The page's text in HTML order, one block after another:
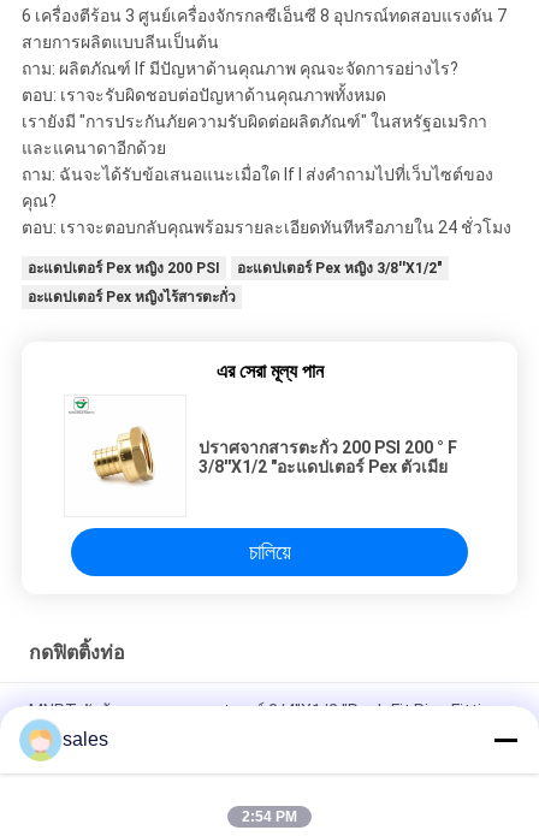
6 เครื่องตีร้อน 3 ศูนย์เครื่องจักรกลซีเอ็นซี 8 อุปกรณ์ทดสอบแรงดัน 7
สายการผลิตแบบลีนเป็นต้น
ถาม: ผลิตภัณฑ์ lf มีปัญหาด้านคุณภาพ คุณจะจัดการอย่างไร?
ตอบ: เราจะรับผิดชอบต่อปัญหาด้านคุณภาพทั้งหมด
เรายังมี "การประกันภัยความรับผิดต่อผลิตภัณฑ์" ในสหรัฐอเมริกา
และแคนาดาอีกด้วย
ถาม: ฉันจะได้รับข้อเสนอแนะเมื่อใด lf l ส่งคำถามไปที่เว็บไซต์ของ
คุณ?
ตอบ: เราจะตอบกลับคุณพร้อมรายละเอียดทันทีหรือภายใน 24 ชั่วโมง
อะแดปเตอร์ Pex หญิง 200 PSI
อะแดปเตอร์ Pex หญิง 3/8''X1/2"
อะแดปเตอร์ Pex หญิงไร้สารตะกั่ว
এর সেরা মূল্য পান
ปราศจากสารตะกั่ว 200 PSI 200 ° F
3/8''X1/2 "อะแดปเตอร์ Pex ตัวเมีย
চালিয়ে
กดฟิตติ้งท่อ
MNPT ตัวผู้ ทองแดง อะแดปเตอร์ 3/4''X1/2 "Push Fit Pipe Fittings
3/4 '' X1/2 "MNPT ทองเหลืองชายหญิงอะแดปเตอร์ Push Fit Pipe
sales
2:54 PM